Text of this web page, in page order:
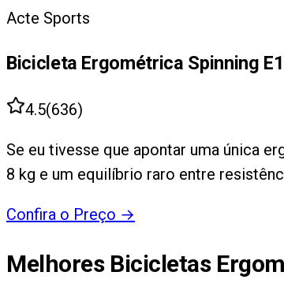
Acte Sports
Bicicleta Ergométrica Spinning
4.5(636)
Se eu tivesse que apontar uma única
8 kg e um equilíbrio raro entre
Confira o Preço →
Melhores Bicicletas